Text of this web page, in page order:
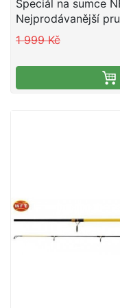
Speciál na sumce
Nejprodávanější
odolnost při
exemplářů. Pruty
oblíbeným
sklolaminátovou
bez keramické
oceli je ošetřen
ošetření povrchhu
program výroby a
rozvíjen do své
zahrnuje všechny
křivky a tím i
1 999 Kč